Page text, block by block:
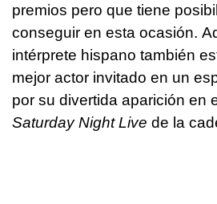
premios pero que tiene
conseguir en esta ocasión.
intérprete hispano también
mejor actor invitado en un
por su divertida aparición en
Saturday Night Live de la